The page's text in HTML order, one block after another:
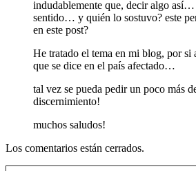
indudablemente que, decir algo
sentido… y quién lo sostuvo? este
en este post?
He tratado el tema en mi blog, por si
que se dice en el país afectado…
tal vez se pueda pedir un poco más
discernimiento!
muchos saludos!
Los comentarios están cerrados.
Escribe tu correo electrónico…